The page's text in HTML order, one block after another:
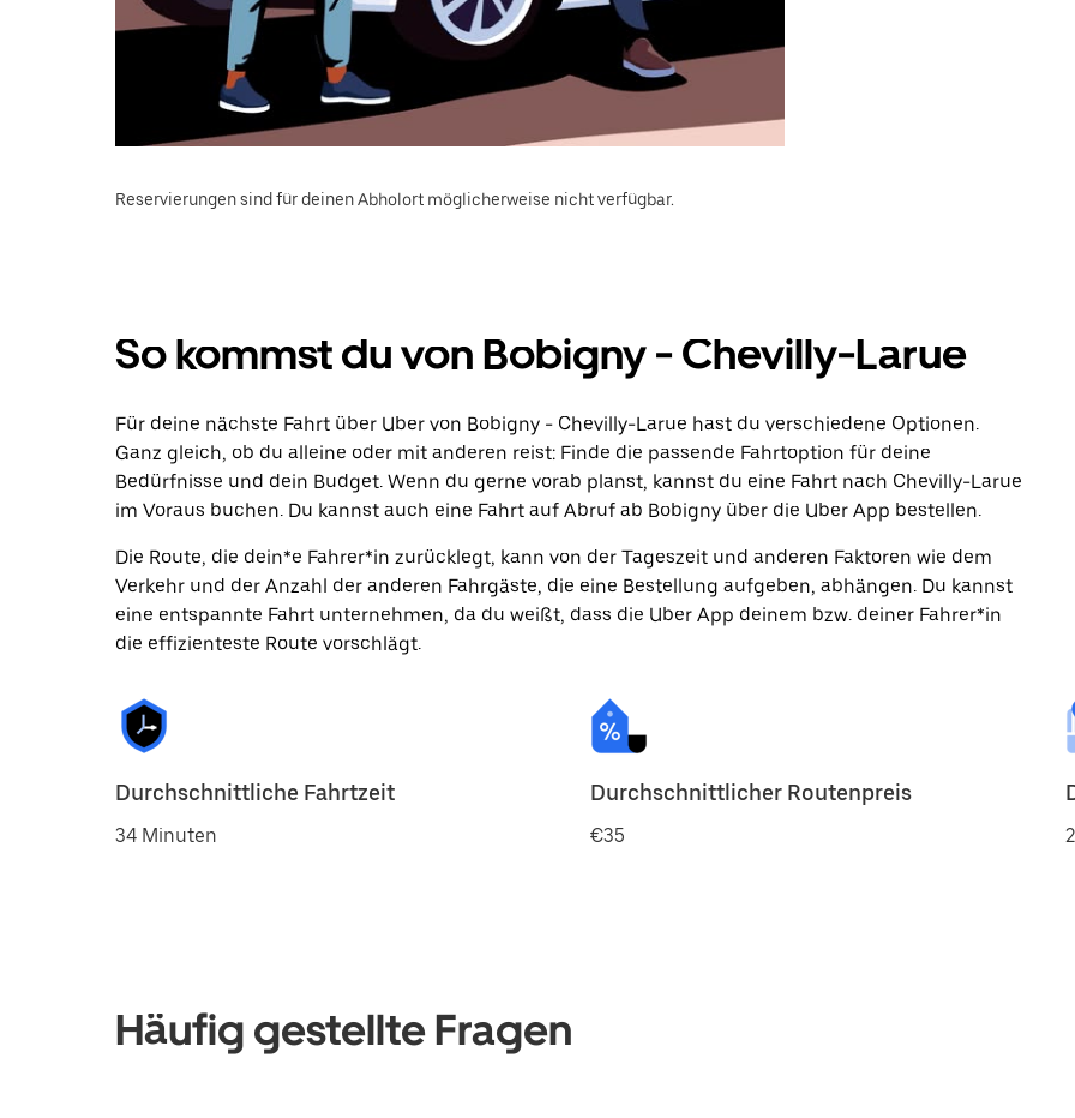
Reservierungen sind für deinen Abholort möglicherweise nicht verfügbar.
So kommst du von Bobigny - Chevilly-Larue
Für deine nächste Fahrt über Uber von Bobigny - Chevilly-Larue hast du verschiedene Optionen.
Ganz gleich, ob du alleine oder mit anderen reist: Finde die passende Fahrtoption für deine
Bedürfnisse und dein Budget. Wenn du gerne vorab planst, kannst du eine Fahrt nach Chevilly-Larue
im Voraus buchen. Du kannst auch eine Fahrt auf Abruf ab Bobigny über die Uber App bestellen.
Die Route, die dein*e Fahrer*in zurücklegt, kann von der Tageszeit und anderen Faktoren wie dem
Verkehr und der Anzahl der anderen Fahrgäste, die eine Bestellung aufgeben, abhängen. Du kannst
eine entspannte Fahrt unternehmen, da du weißt, dass die Uber App deinem bzw. deiner Fahrer*in
die effizienteste Route vorschlägt.
Durchschnittliche Fahrtzeit
34 Minuten
Durchschnittlicher Routenpreis
€35
Häufig gestellte Fragen